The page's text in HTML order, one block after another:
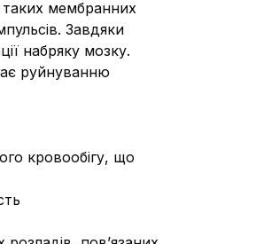
таких мембранних
Завдяки
набряку мозку.
руйнуванню
кровообігу, що